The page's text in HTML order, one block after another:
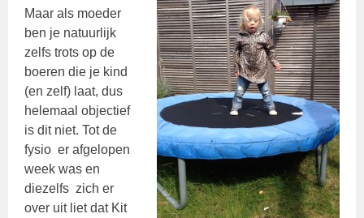
Maar als moeder
ben je natuurlijk
zelfs trots op de
boeren die je kind
(en zelf) laat, dus
helemaal objectief
is dit niet. Tot de
fysio er afgelopen
week was en
diezelfs zich er
over uit liet dat Kit